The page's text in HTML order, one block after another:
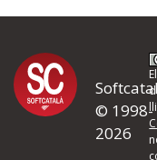
d'errors
Si heu trobat un error
quina és la millora
© 1998-
2026